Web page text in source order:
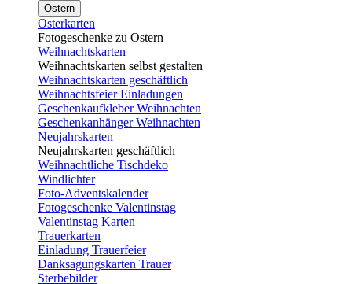
Ostern
Osterkarten
Fotogeschenke zu Ostern
Weihnachtskarten
Weihnachtskarten selbst gestalten
Weihnachtskarten geschäftlich
Weihnachtsfeier Einladungen
Geschenkaufkleber Weihnachten
Geschenkanhänger Weihnachten
Neujahrskarten
Neujahrskarten geschäftlich
Weihnachtliche Tischdeko
Windlichter
Foto-Adventskalender
Fotogeschenke Valentinstag
Valentinstag Karten
Trauerkarten
Einladung Trauerfeier
Danksagungskarten Trauer
Sterbebilder